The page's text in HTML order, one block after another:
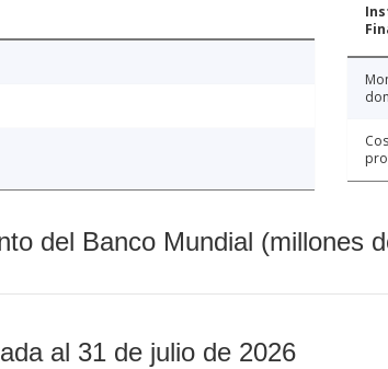
del Banco Mundial (millones
al 31 de julio de 2026